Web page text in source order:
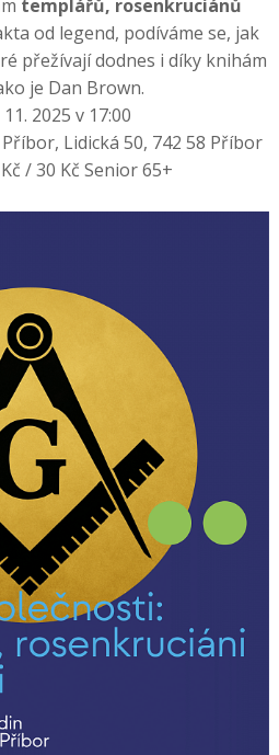
templářů, rosenkruciánů
od legend, podíváme se, jak
přežívají dodnes i díky knihám
je Dan Brown.
11. 2025 v 17:00
Lidická 50, 742 58 Příbor
/ 30 Kč Senior 65+